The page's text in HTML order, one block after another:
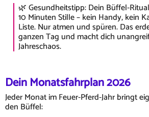
🌿 Gesundheitstipp: Dein Büffel-
10 Minuten Stille – kein Handy, kein
Liste. Nur atmen und spüren. Das
ganzen Tag und macht dich
Jahreschaos.
Dein Monatsfahrplan 2026
Jeder Monat im Feuer-Pferd-Jahr bringt
den Büffel: